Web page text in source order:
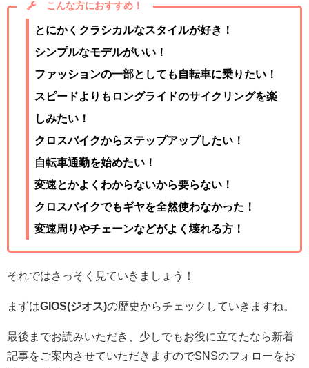
こんな方におすすめ！
とにかくクラシカルなスタイルが好き！
シンプルなモデルがいい！
ファッションの一部としても自転車に乗りたい！
スピードよりもロングライドのサイクリングを楽
しみたい！
クロスバイクからステップアップしたい！
自転車通勤を始めたい！
変速とかよくわからないから要らない！
クロスバイクでもギヤを全然使わなかった！
変速周りやチェーンなどがよく壊れる方！
それではさっそく見ていきましょう！
まずはGIOS(ジオス)の歴史からチェックしていきますね。
最後までお読みいただき、少しでもお役に立てたなら新着
記事をご案内させていただきますのでSNSのフォローをお